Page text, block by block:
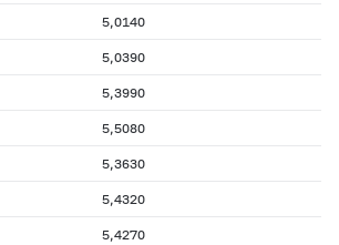
5,0140
5,0390
5,3990
5,5080
5,3630
5,4320
5,4270